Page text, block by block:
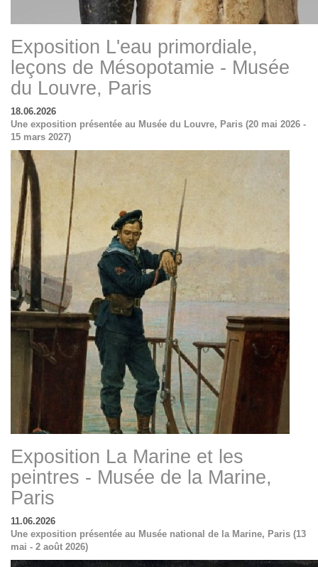
Exposition L'eau primordiale,
leçons de Mésopotamie - Musée
du Louvre, Paris
18.06.2026
Une exposition présentée au Musée du Louvre, Paris (20 mai 2026 -
15 mars 2027)
Exposition La Marine et les
peintres - Musée de la Marine,
Paris
11.06.2026
Une exposition présentée au Musée national de la Marine, Paris (13
mai - 2 août 2026)